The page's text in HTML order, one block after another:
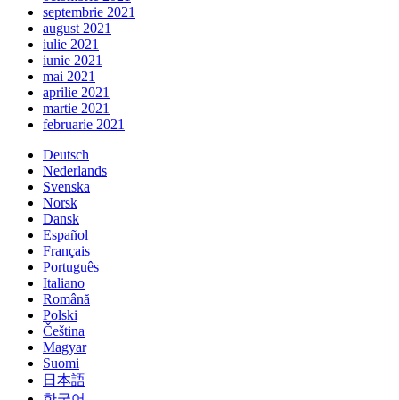
septembrie 2021
august 2021
iulie 2021
iunie 2021
mai 2021
aprilie 2021
martie 2021
februarie 2021
Deutsch
Nederlands
Svenska
Norsk
Dansk
Español
Français
Português
Italiano
Română
Polski
Čeština
Magyar
Suomi
日本語